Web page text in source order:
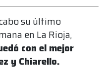
su último
en La Rioja,
con el mejor
y Chiarello.